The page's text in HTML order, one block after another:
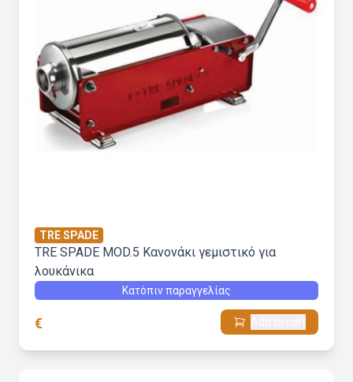
TRE SPADE
TRE SPADE MOD.5 Kανονάκι γεμιστικό για
λουκάνικα
Κατόπιν παραγγελίας
€